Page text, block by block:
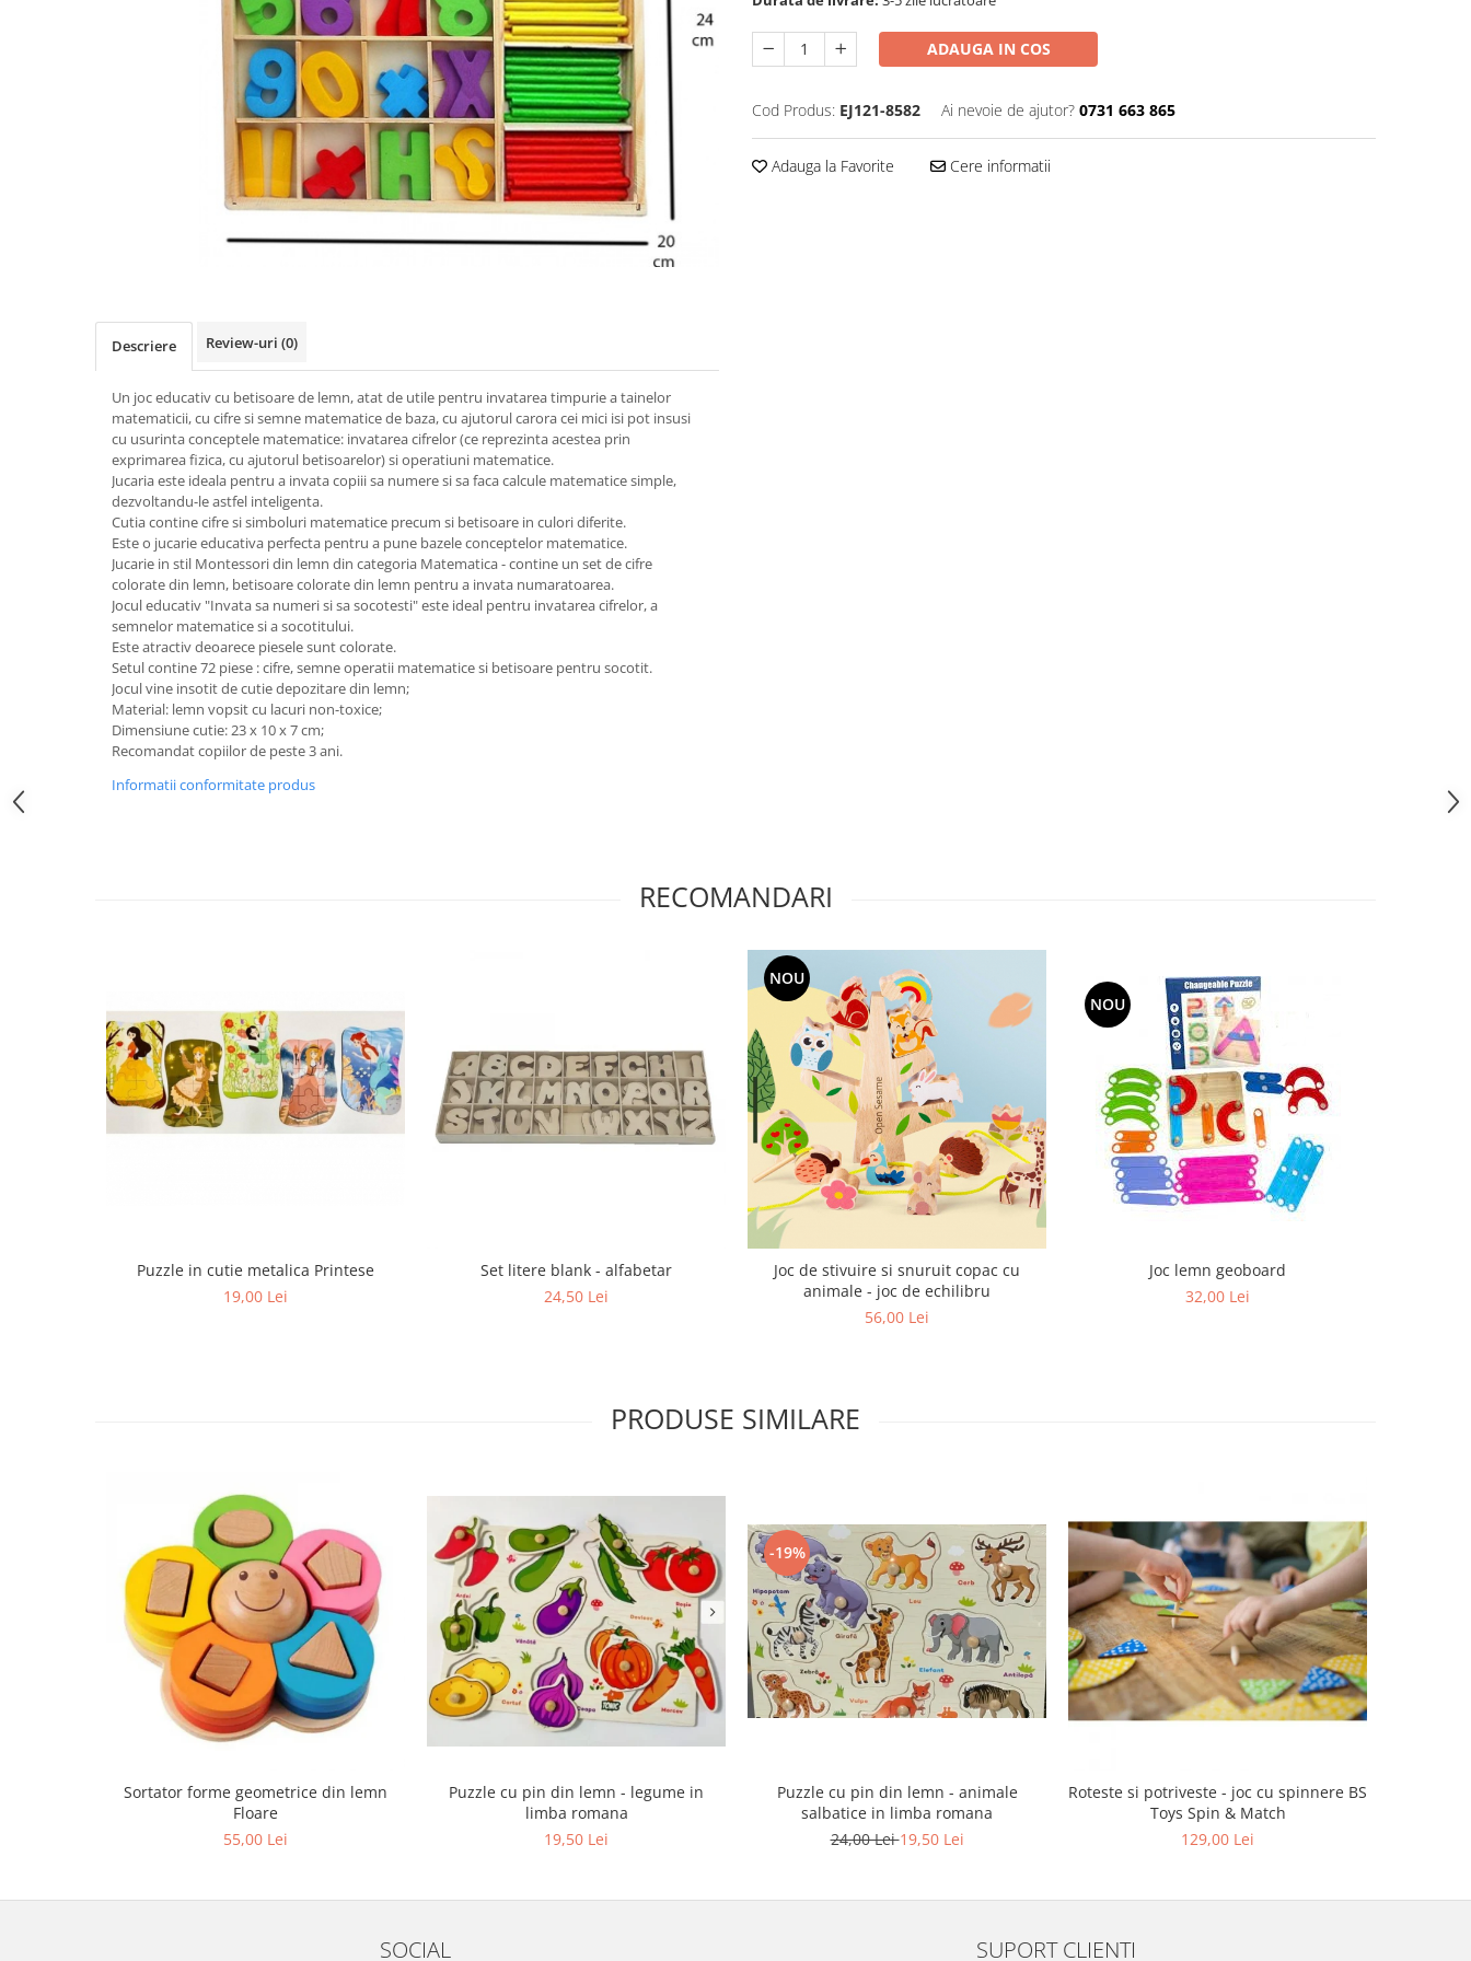
Jocuri de societate / board games
Jucarii de logica si cu notiuni de
ADAUGA IN COS
Cod Produs: EJ121-8582 Ai nevoie de ajutor? 0731 663 865
Adauga la Favorite Cere informatii
Descriere Review-uri (0)
Un joc educativ cu betisoare de lemn, atat de utile pentru invatarea timpurie a tainelor
matematicii, cu cifre si semne matematice de baza, cu ajutorul carora cei mici isi pot insusi
cu usurinta conceptele matematice: invatarea cifrelor (ce reprezinta acestea prin
exprimarea fizica, cu ajutorul betisoarelor) si operatiuni matematice.
Jucaria este ideala pentru a invata copiii sa numere si sa faca calcule matematice simple,
dezvoltandu-le astfel inteligenta.
Cutia contine cifre si simboluri matematice precum si betisoare in culori diferite.
Este o jucarie educativa perfecta pentru a pune bazele conceptelor matematice.
Jucarie in stil Montessori din lemn din categoria Matematica - contine un set de cifre
colorate din lemn, betisoare colorate din lemn pentru a invata numaratoarea.
Jocul educativ "Invata sa numeri si sa socotesti" este ideal pentru invatarea cifrelor, a
semnelor matematice si a socotitului.
Este atractiv deoarece piesele sunt colorate.
Setul contine 72 piese : cifre, semne operatii matematice si betisoare pentru socotit.
Jocul vine insotit de cutie depozitare din lemn;
Material: lemn vopsit cu lacuri non-toxice;
Dimensiune cutie: 23 x 10 x 7 cm;
Recomandat copiilor de peste 3 ani.
Informatii conformitate produs
RECOMANDARI
Puzzle in cutie metalica Printese
19,00 Lei
Set litere blank - alfabetar
24,50 Lei
NOU
Joc de stivuire si snuruit copac cu
animale - joc de echilibru
56,00 Lei
NOU
Joc lemn geoboard
32,00 Lei
PRODUSE SIMILARE
Sortator forme geometrice din lemn
Floare
55,00 Lei
Puzzle cu pin din lemn - legume in
limba romana
19,50 Lei
-19%
Puzzle cu pin din lemn - animale
salbatice in limba romana
24,00 Lei19,50 Lei
Roteste si potriveste - joc cu spinnere BS
Toys Spin & Match
129,00 Lei
SOCIAL SUPORT CLIENTI